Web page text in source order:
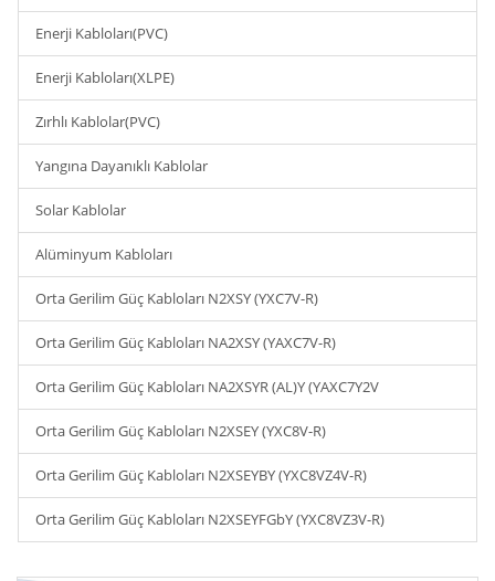
Enerji Kabloları(PVC)
Enerji Kabloları(XLPE)
Zırhlı Kablolar(PVC)
Yangına Dayanıklı Kablolar
Solar Kablolar
Alüminyum Kabloları
Orta Gerilim Güç Kabloları N2XSY (YXC7V-R)
Orta Gerilim Güç Kabloları NA2XSY (YAXC7V-R)
Orta Gerilim Güç Kabloları NA2XSYR (AL)Y (YAXC7Y2V
Orta Gerilim Güç Kabloları N2XSEY (YXC8V-R)
Orta Gerilim Güç Kabloları N2XSEYBY (YXC8VZ4V-R)
Orta Gerilim Güç Kabloları N2XSEYFGbY (YXC8VZ3V-R)